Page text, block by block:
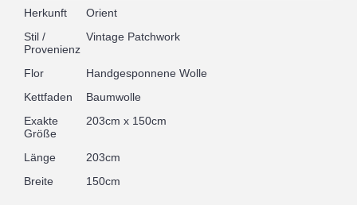
Herkunft
Orient
Stil /
Provenienz
Vintage Patchwork
Flor
Handgesponnene Wolle
Kettfaden
Baumwolle
Exakte
Größe
203cm x 150cm
Länge
203cm
Breite
150cm